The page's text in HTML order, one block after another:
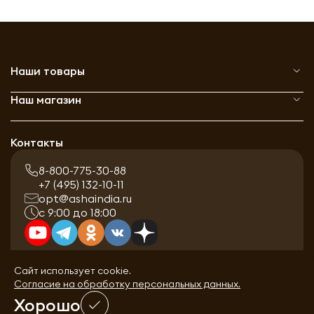
Наши товары
Наш магазин
Контакты
8-800-775-30-88
+7 (495) 132-10-11
opt@ashaindia.ru
с 9:00 до 18:00
Сайт использует cookie.
Согласие на обработку персональных данных.
Хорошо